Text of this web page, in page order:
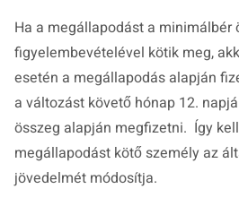
Ha a megállapodást a minimálbér
figyelembevételével kötik meg,
esetén a megállapodás alapján
a változást követő hónap 12.
összeg alapján megfizetni. Így
megállapodást kötő személy az
jövedelmét módosítja.